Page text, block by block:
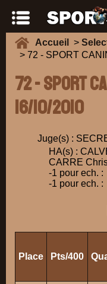
Accueil >
> 72 - SPORT
72 - SPORT
16/10/2010
Juge(s) :
HA(s) :
CARRE
-1 pour ech. :
-1 pour ech. :
Place Pts/400